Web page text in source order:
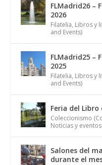
FLMadrid26 –
2026
Filatelia, Libros y
and Events)
FLMadrid25 –
2025
Filatelia, Libros y
and Events)
Feria del Libro
Coleccionismo
Noticias y
Salones del
durante el